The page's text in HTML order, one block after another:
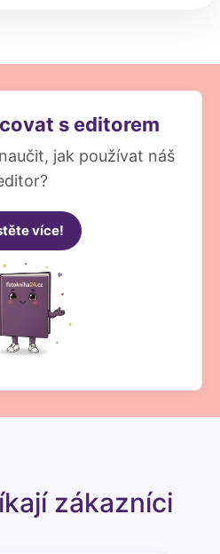
s editorem
jak používat náš
více!
zákazníci